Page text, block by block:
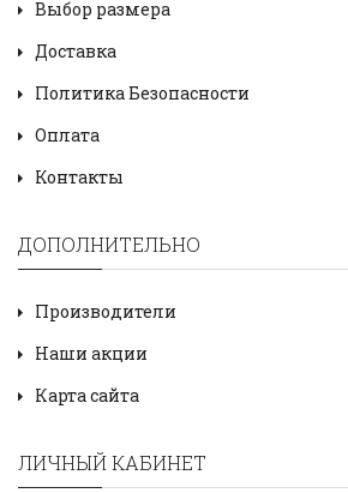
Выбор размера
Доставка
Политика Безопасности
Оплата
Контакты
ДОПОЛНИТЕЛЬНО
Производители
Наши акции
Карта сайта
ЛИЧНЫЙ КАБИНЕТ